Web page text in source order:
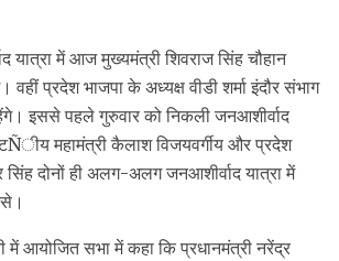
यात्रा में आज मुख्यमंत्री शिवराज सिंह चौहान
प्रदेश भाजपा के अध्यक्ष वीडी शर्मा इंदौर संभाग
इससे पहले गुरुवार को निकली जनआशीर्वाद
महामंत्री कैलाश विजयवर्गीय और प्रदेश
दोनों ही अलग-अलग जनआशीर्वाद यात्रा में
में आयोजित सभा में कहा कि प्रधानमंत्री नरेंद्र